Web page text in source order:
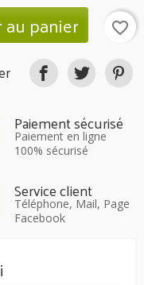
panier favorite_border
Paiement sécurisé
Paiement en ligne
100% sécurisé
Service client
Téléphone, Mail, Page
Facebook